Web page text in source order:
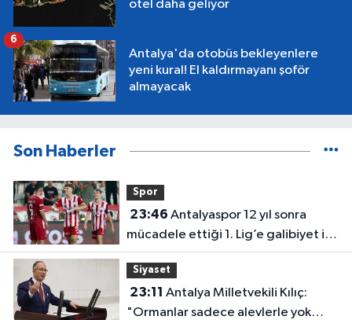
otel daha geliyor
Antalya'da otobüs bekleyenlere
yeni kural! El kaldırmayanı şoför
almayacak
6
Son Haberler
Spor
23:46
mücadele ettiği 1. Lig’e galibiyet ile
başladı
Siyaset
23:11
"Ormanlar sadece alevlerle yok